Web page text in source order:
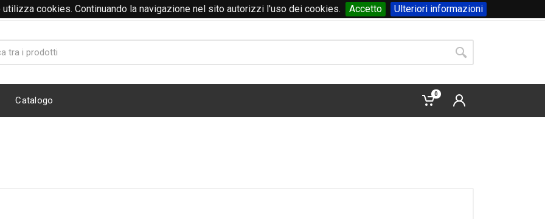
cookies. Continuando la navigazione nel sito autorizzi l'uso dei cookies. Accetto Ulteriori informazioni
Accedi oregistrati
Catalogo
0